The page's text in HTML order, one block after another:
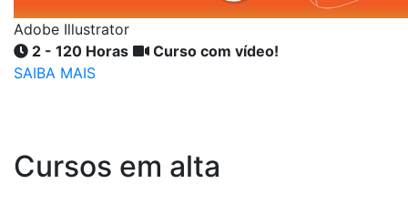
Adobe Illustrator
2 - 120 Horas
Curso com vídeo!
SAIBA MAIS
Cursos em alta